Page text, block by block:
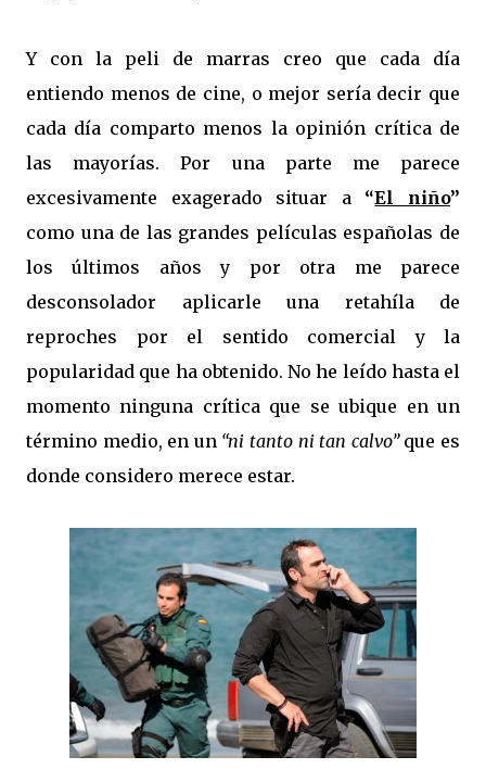
Y con la peli de marras creo que cada día
entiendo menos de cine, o mejor sería decir que
cada día comparto menos la opinión crítica de
las mayorías. Por una parte me parece
excesivamente exagerado situar a “El niño”
como una de las grandes películas españolas de
los últimos años y por otra me parece
desconsolador aplicarle una retahíla de
reproches por el sentido comercial y la
popularidad que ha obtenido. No he leído hasta el
momento ninguna crítica que se ubique en un
término medio, en un “ni tanto ni tan calvo”que es
donde considero merece estar.